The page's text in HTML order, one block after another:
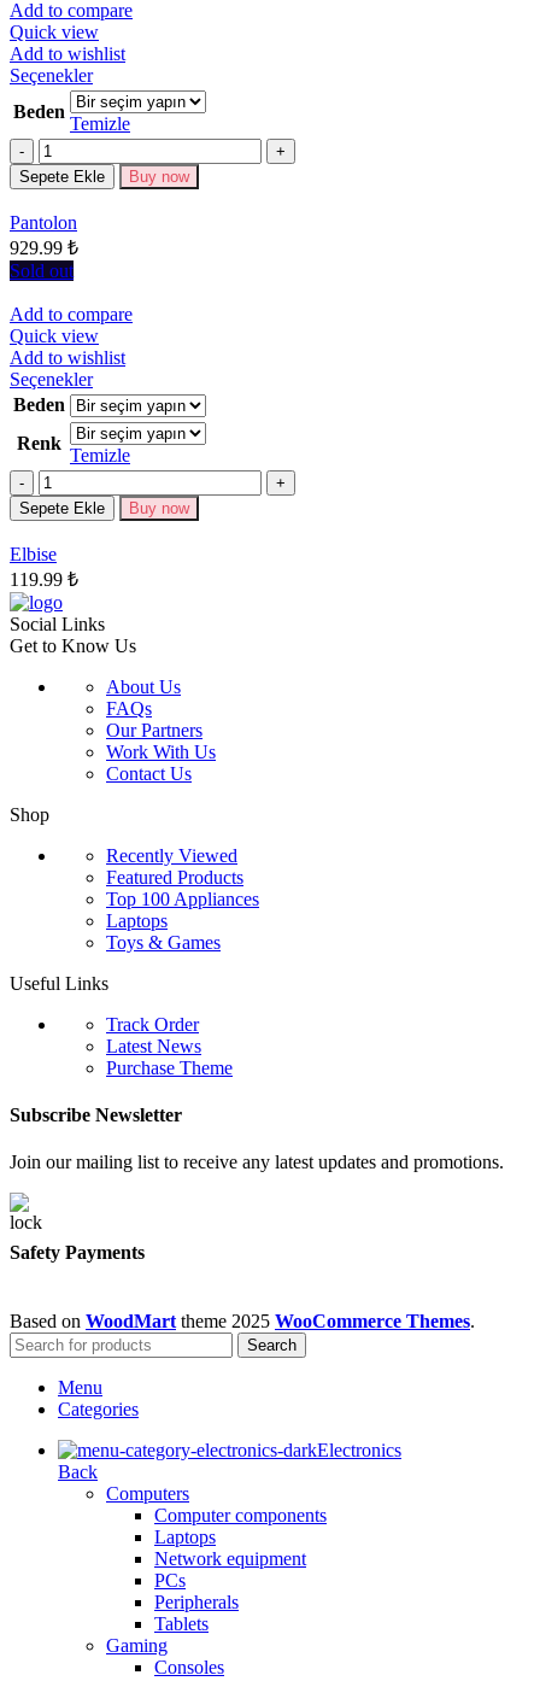
Add to compare
Quick view
Add to wishlist
SeçeneklerBu
ürünün
birden
fazla
varyasyonu
var.
Beden
Temizle
Miktar
Sepete Ekle Buy now
Pantolon
929.99 ₺
Sold out
Add to compare
Quick view
Add to wishlist
SeçeneklerBu
ürünün
birden
fazla
varyasyonu
Seçenekler
Beden
Renk
Temizle
Miktar
Sepete Ekle Buy now
Elbise
119.99 ₺
Social Links
Get to Know Us
About Us
FAQs
Our Partners
Work With Us
Contact Us
Shop
Recently Viewed
Featured Products
Top 100 Appliances
Laptops
Toys & Games
Useful Links
Track Order
Latest News
Purchase Theme
Subscribe Newsletter
Join our mailing list to receive any latest updates and promotions.
Safety Payments
Based on WoodMart theme 2025 WooCommerce Themes.
Search
Menu
Categories
Electronics
Back
Computers
Computer components
Laptops
Network equipment
PCs
Peripherals
Tablets
Gaming
Consoles